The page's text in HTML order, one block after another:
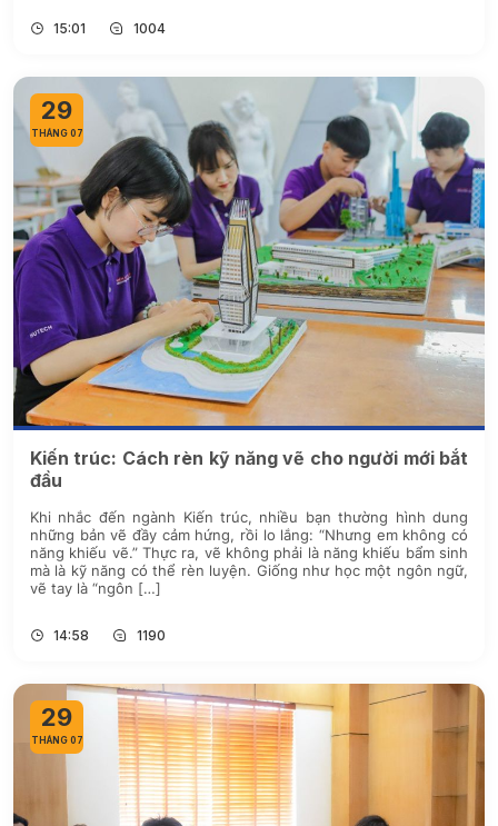
15:01 1004
29
THÁNG 07
Kiến trúc: Cách rèn kỹ năng vẽ cho người mới bắt
đầu
Khi nhắc đến ngành Kiến trúc, nhiều bạn thường hình dung
những bản vẽ đầy cảm hứng, rồi lo lắng: “Nhưng em không có
năng khiếu vẽ.” Thực ra, vẽ không phải là năng khiếu bẩm sinh
mà là kỹ năng có thể rèn luyện. Giống như học một ngôn ngữ,
vẽ tay là “ngôn […]
14:58 1190
29
THÁNG 07